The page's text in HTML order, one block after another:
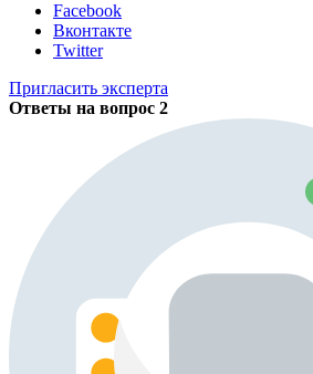
Facebook
Вконтакте
Twitter
Пригласить эксперта
Ответы на вопрос 2